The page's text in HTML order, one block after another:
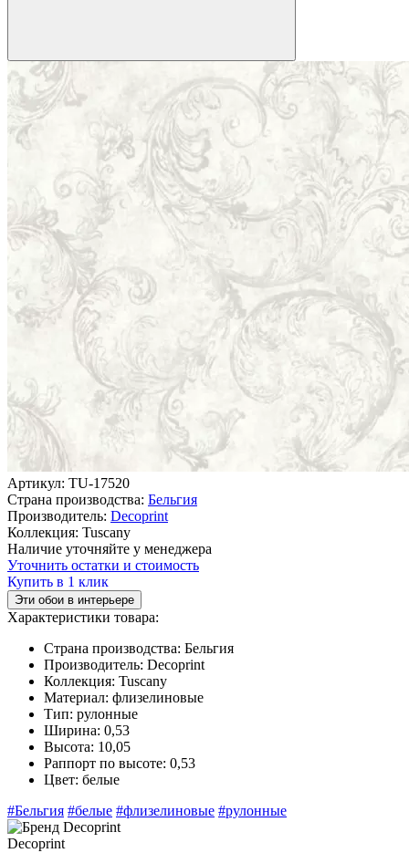
Артикул: TU-17520
Страна производства: Бельгия
Производитель: Decoprint
Коллекция: Tuscany
Наличие уточняйте у менеджера
Уточнить остатки и стоимость
Купить в 1 клик
Эти обои в интерьере
Характеристики товара:
Страна производства: Бельгия
Производитель: Decoprint
Коллекция: Tuscany
Материал: флизелиновые
Тип: рулонные
Ширина: 0,53
Высота: 10,05
Раппорт по высоте: 0,53
Цвет: белые
#Бельгия #белые #флизелиновые #рулонные
Decoprint